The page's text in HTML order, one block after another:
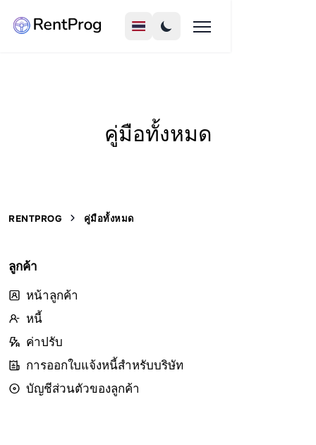
คู่มือทั้งหมด
RENTPROG คู่มือทั้งหมด
ลูกค้า
หน้าลูกค้า
หนี้
ค่าปรับ
การออกใบแจ้งหนี้สำหรับบริษัท
บัญชีส่วนตัวของลูกค้า